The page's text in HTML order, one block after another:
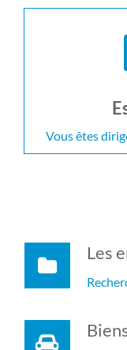
Vous êtes
Les